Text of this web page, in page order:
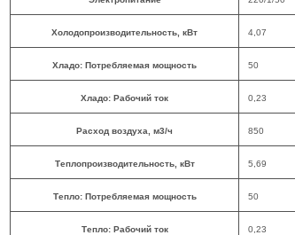
Холодопроизводительность, кВт 4,07
Хладо: Потребляемая мощность 50
Хладо: Рабочий ток 0,23
Расход воздуха, м3/ч 850
Теплопроизводительность, кВт 5,69
Тепло: Потребляемая мощность 50
Тепло: Рабочий ток 0,23